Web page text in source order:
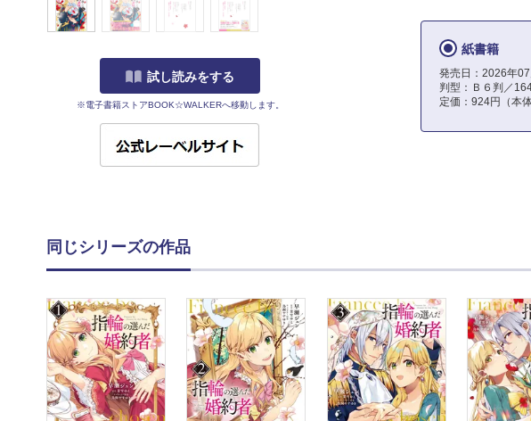
試し読みをする
※電子書籍ストアBOOK☆WALKERへ移動します。
紙書籍
発売日：2026年07
判型：Ｂ６判／
定価：924円（本
同じシリーズの作品